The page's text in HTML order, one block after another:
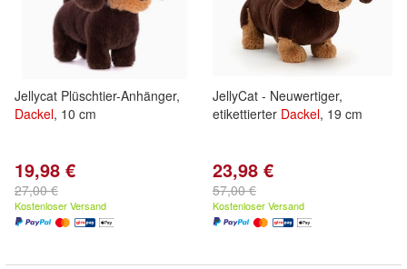
Jellycat Plüschtier-Anhänger,
Dackel, 10 cm
19,98 €
27,00 €
Kostenloser Versand
JellyCat - Neuwertiger,
etikettierter Dackel, 19 cm
23,98 €
57,00 €
Kostenloser Versand